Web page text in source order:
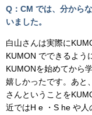
Q：CM では、分から
いました。
白山さんは実際に
KUMON でできるよう
KUMONを始めてから
嬉しかったです。あと
さんということを
近ではH e ・S he や人